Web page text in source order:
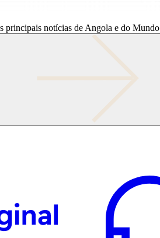
principais notícias de Angola e do Mundo